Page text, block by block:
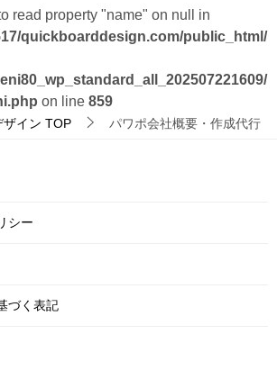
read property "name" on null in
quickboarddesign.com/public_html/
on line 859
ザイン TOP パワポ会社概要・作成代行
シー
づく表記